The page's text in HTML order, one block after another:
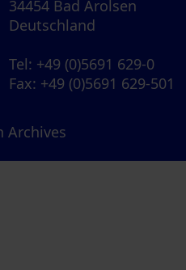
34454 Bad Arolsen
Deutschland
Tel: +49 (0)5691 629-0
Fax: +49 (0)5691 629-501
Archives